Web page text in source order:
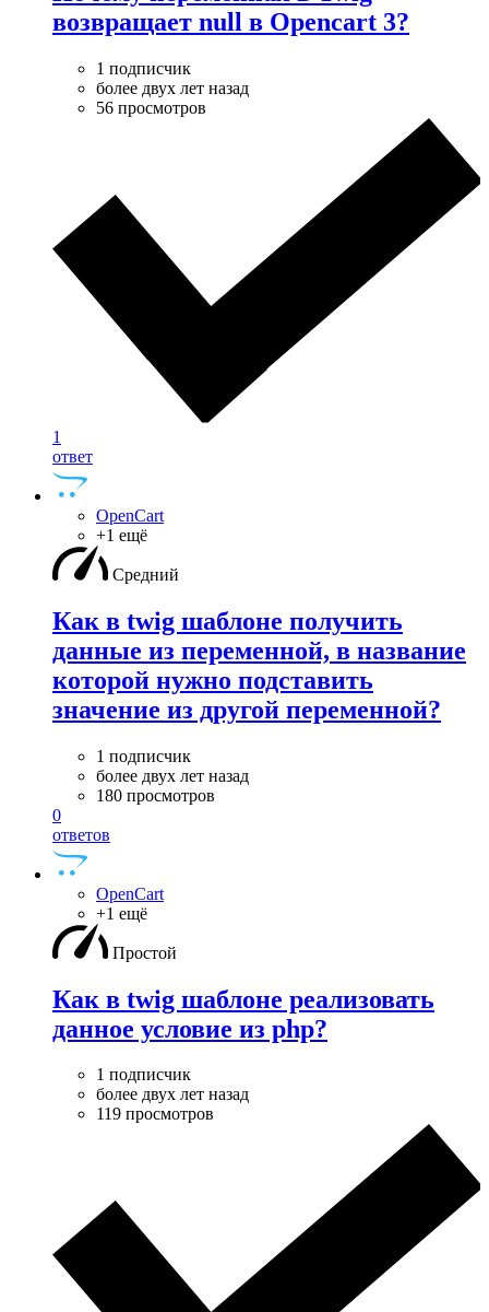
возвращает null в Opencart 3?
1 подписчик
более двух лет назад
56 просмотров
1
ответ
OpenCart
+1 ещё
Средний
Как в twig шаблоне получить
данные из переменной, в название
которой нужно подставить
значение из другой переменной?
1 подписчик
более двух лет назад
180 просмотров
0
ответов
OpenCart
+1 ещё
Простой
Как в twig шаблоне реализовать
данное условие из php?
1 подписчик
более двух лет назад
119 просмотров